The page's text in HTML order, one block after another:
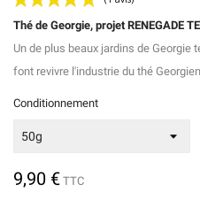
Thé de Georgie, projet RENEGADE
Un de plus beaux jardins de Georgie
font revivre l'industrie du thé
Conditionnement
9,90 € TTC